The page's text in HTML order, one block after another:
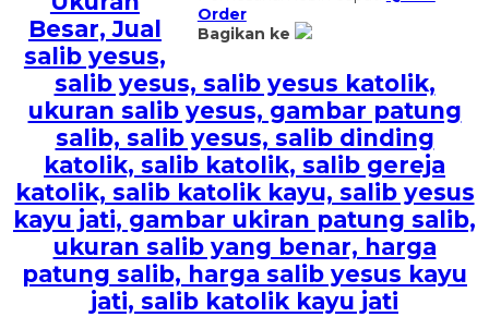
Order
Bagikan ke
Besar, Jual
salib yesus,
salib yesus, salib yesus katolik,
ukuran salib yesus, gambar patung
salib, salib yesus, salib dinding
katolik, salib katolik, salib gereja
katolik, salib katolik kayu, salib yesus
kayu jati, gambar ukiran patung salib,
ukuran salib yang benar, harga
patung salib, harga salib yesus kayu
jati, salib katolik kayu jati